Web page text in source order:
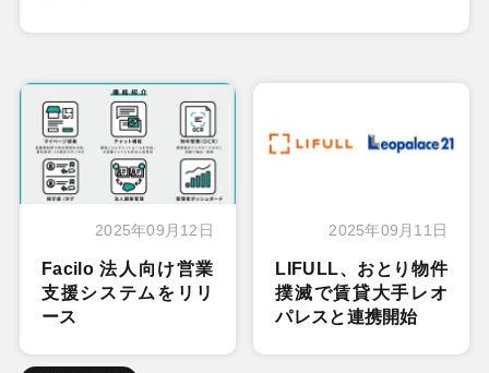
2025年09月12日
Facilo 法人向け営業
支援システムをリリ
ース
2025年09月11日
LIFULL、おとり物件
撲滅で賃貸大手レオ
パレスと連携開始